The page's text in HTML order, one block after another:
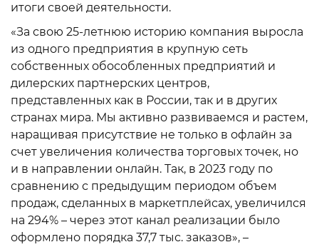
итоги своей деятельности.
«За свою 25-летнюю историю компания выросла
из одного предприятия в крупную сеть
собственных обособленных предприятий и
дилерских партнерских центров,
представленных как в России, так и в других
странах мира. Мы активно развиваемся и растем,
наращивая присутствие не только в офлайн за
счет увеличения количества торговых точек, но
и в направлении онлайн. Так, в 2023 году по
сравнению с предыдущим периодом объем
продаж, сделанных в маркетплейсах, увеличился
на 294% – через этот канал реализации было
оформлено порядка 37,7 тыс. заказов», –